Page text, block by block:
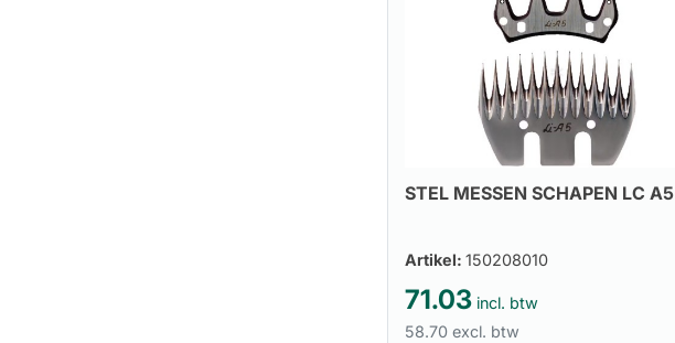
STEL MESSEN SCHAPEN LC A5
Artikel: 150208010
71.03 incl. btw
58.70 excl. btw